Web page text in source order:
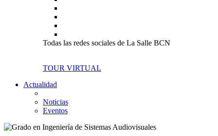
Todas las redes sociales de La Salle BCN
TOUR VIRTUAL
Actualidad
Noticias
Eventos